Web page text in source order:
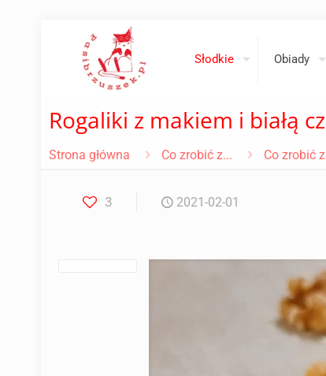
Słodkie Obiady
Rogaliki z makiem i białą
Strona główna Co zrobić z... Co zrobić
3 2021-02-01